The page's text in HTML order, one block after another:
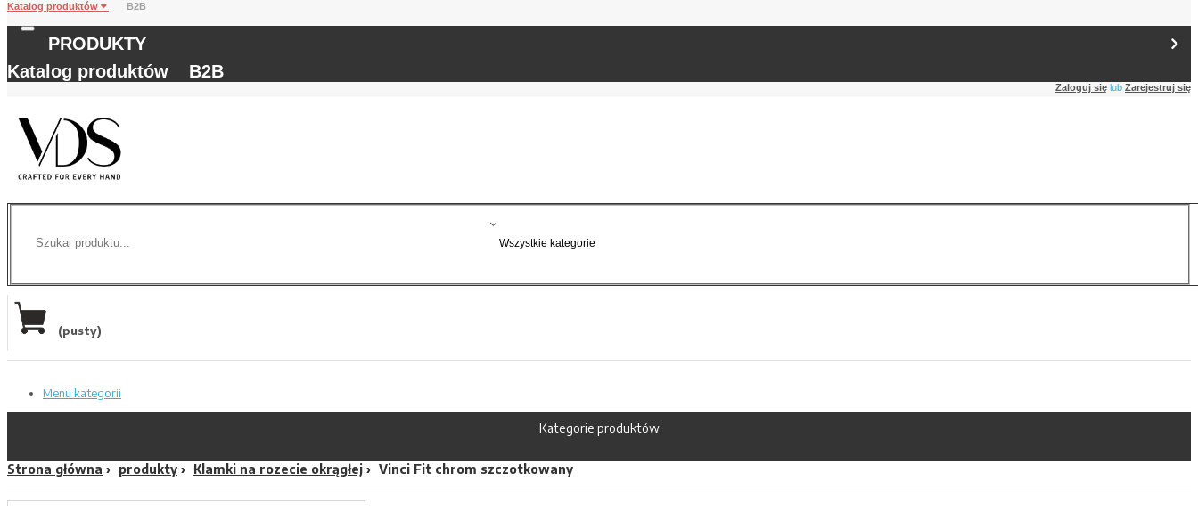
Katalog produktów B2B
PRODUKTY
Katalog produktów
B2B
Zaloguj się lub Zarejestruj się
(pusty)
Menu kategorii
Kategorie produktów
Strona główna produkty Klamki na rozecie okrągłej Vinci Fit chrom szczotkowany